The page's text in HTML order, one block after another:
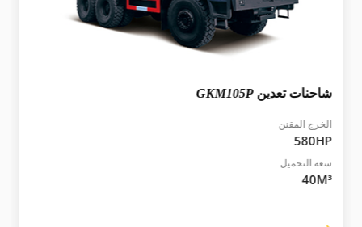
شاحنات تعدينGKM105P
الخرج المقنن
580HP
سعة التحميل
40M³